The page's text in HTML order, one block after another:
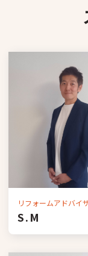
リフォームアドバイ
S.M